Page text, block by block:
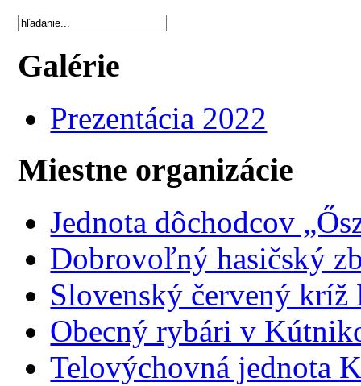
Galérie
Prezentácia 2022
Miestne organizácie
Jednota dôchodcov
Dobrovoľný hasičský
Slovenský červený
Obecný rybári v
Telovýchovná jednota